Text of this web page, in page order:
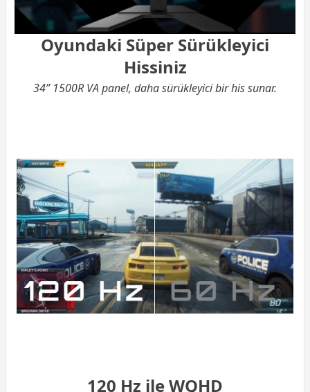
Oyundaki Süper Sürükleyici
Hissiniz
34” 1500R VA panel, daha sürükleyici bir his sunar.
120 Hz ile WQHD